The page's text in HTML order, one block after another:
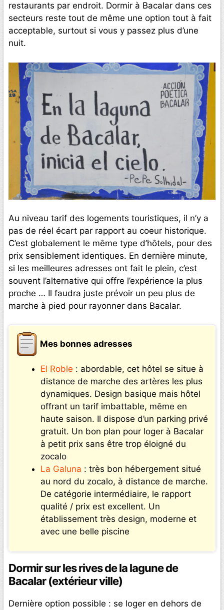
restaurants par endroit. Dormir à Bacalar dans ces
secteurs reste tout de même une option tout à fait
acceptable, surtout si vous y passez plus d’une
nuit.
Au niveau tarif des logements touristiques, il n’y a
pas de réel écart par rapport au coeur historique.
C’est globalement le même type d’hôtels, pour des
prix sensiblement identiques. En dernière minute,
si les meilleures adresses ont fait le plein, c’est
souvent l’alternative qui offre l’expérience la plus
proche … Il faudra juste prévoir un peu plus de
marche à pied pour rayonner dans Bacalar.
Mes bonnes adresses
El Roble : abordable, cet hôtel se situe à
distance de marche des artères les plus
dynamiques. Design basique mais hôtel
offrant un tarif imbattable, même en
haute saison. Il dispose d’un parking privé
gratuit. Un bon plan pour loger à Bacalar
à petit prix sans être trop éloigné du
zocalo
La Galuna : très bon hébergement situé
au nord du zocalo, à distance de marche.
De catégorie intermédiaire, le rapport
qualité / prix est excellent. Un
établissement très design, moderne et
avec une belle piscine
Dormir sur les rives de la lagune de
Bacalar (extérieur ville)
Dernière option possible : se loger en dehors de